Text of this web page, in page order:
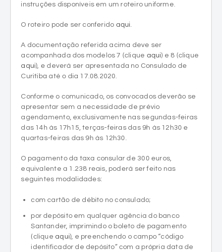
instruções disponíveis em um roteiro uniforme.
O roteiro pode ser conferido aqui
A documentação referida acima deve ser
acompanhada dos modelos 7 (clique aqui) e 8 (clique
aqui), e deverá ser apresentada no Consulado de
Curitiba até o dia 17.08.2020.
Conforme o comunicado, os convocados deverão se
apresentar sem a necessidade de prévio
agendamento, exclusivamente nas segundas-feiras
das 14h às 17h15, terças-feiras das 9h às 12h30 e
quartas-feiras das 9h às 12h30.
O pagamento da taxa consular de 300 euros,
equivalente a 1.238 reais, poderá ser feito nas
seguintes modalidades:
com cartão de débito no consulado;
por depósito em qualquer agência do banco
Santander, imprimindo o boleto de pagamento
(clique aqui), e preenchendo o campo “código
identificador de depósito” com a própria data de